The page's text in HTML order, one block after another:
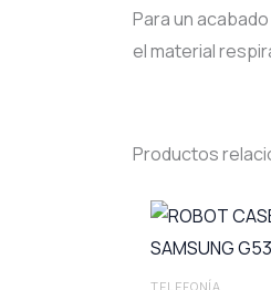
Para un
el material
Productos
TELEFONÍA